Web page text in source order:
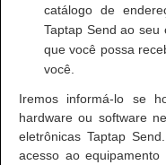
catálogo de
Taptap Send ao seu
que você possa
você.
Iremos informá-lo se
hardware ou software
eletrônicas Taptap
acesso ao